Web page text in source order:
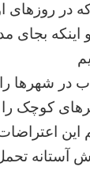
در روزهای
بجای
در شهرها
کوچک را
اعتراضات
آستانه